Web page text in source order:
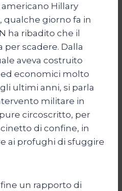
Hillary
qualche giorno fa in
ha ribadito che il
per scadere. Dalla
aveva costruito
economici molto
ultimi anni, si parla
militare in
circoscritto, per
di confine, in
ai profughi di sfuggire
un rapporto di